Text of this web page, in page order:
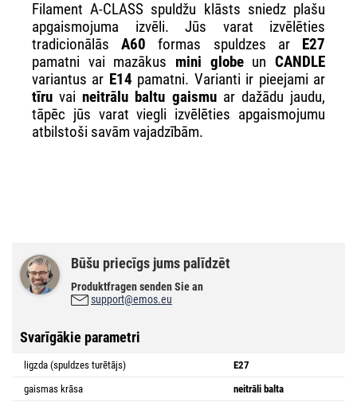
Filament A-CLASS spuldžu klāsts sniedz plašu
apgaismojuma izvēli. Jūs varat izvēlēties
tradicionālāsA60 formas spuldzes ar
E27
pamatni vai mazākus mini globeunCANDLE
variantus ar E14 pamatni. Varianti ir pieejami ar
tīru vaineitrālu baltu gaismuar dažādu jaudu,
tāpēc jūs varat viegli izvēlēties apgaismojumu
atbilstoši savām vajadzībām.
Būšu priecīgs jums palīdzēt
Produktfragen senden Sie an
support@emos.eu
Svarīgākie parametri
ligzda (spuldzes turētājs)
E27
gaismas krāsa
neitrāli balta